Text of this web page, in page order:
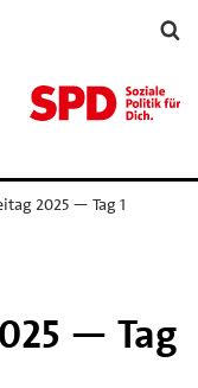
2025 — Tag 1
— Tag